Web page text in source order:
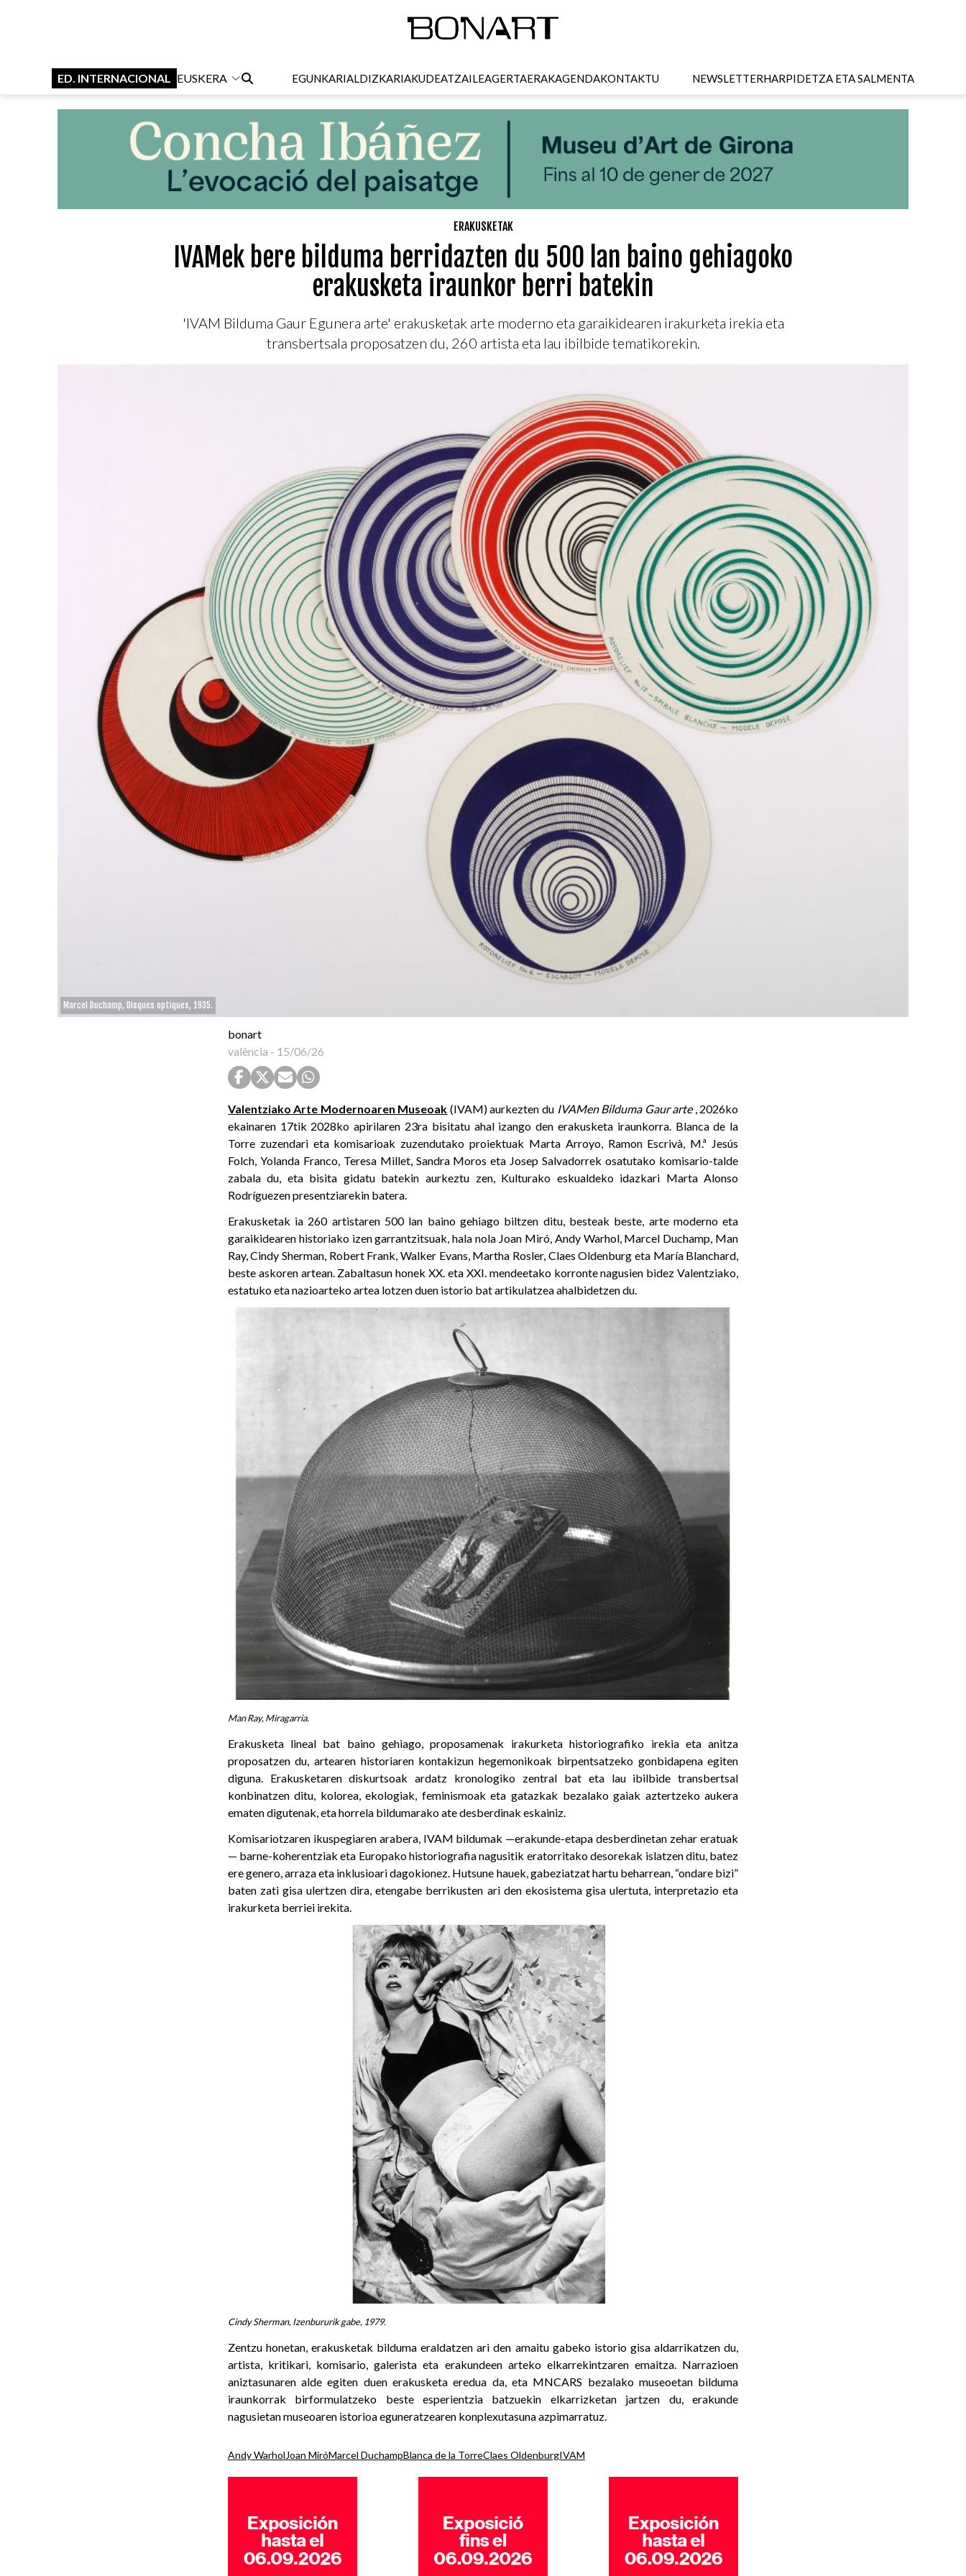
ED. INTERNACIONAL EUSKERA EGUNKARIALDIZKARIAKUDEATZAILEAGERTAERAKAGENDAKONTAKTU NEWSLETTERHARPIDETZA ETA SALMENTA
ERAKUSKETAK
IVAMek bere bilduma berridazten du 500 lan baino gehiagoko
erakusketa iraunkor berri batekin
'IVAM Bilduma Gaur Egunera arte' erakusketak arte moderno eta garaikidearen irakurketa irekia eta
transbertsala proposatzen du, 260 artista eta lau ibilbide tematikorekin.
Marcel Duchamp, Disques optiques, 1935.
bonart
valència - 15/06/26
Valentziako Arte Modernoaren Museoak (IVAM) aurkezten du IVAMen Bilduma Gaur arte, 2026ko
ekainaren 17tik 2028ko apirilaren 23ra bisitatu ahal izango den erakusketa iraunkorra. Blanca de la
Torre zuzendari eta komisarioak zuzendutako proiektuak Marta Arroyo, Ramon Escrivà, M.ª Jesús
Folch, Yolanda Franco, Teresa Millet, Sandra Moros eta Josep Salvadorrek osatutako komisario-talde
zabala du, eta bisita gidatu batekin aurkeztu zen, Kulturako eskualdeko idazkari Marta Alonso
Rodríguezen presentziarekin batera.
Erakusketak ia 260 artistaren 500 lan baino gehiago biltzen ditu, besteak beste, arte moderno eta
garaikidearen historiako izen garrantzitsuak, hala nola Joan Miró, Andy Warhol, Marcel Duchamp, Man
Ray, Cindy Sherman, Robert Frank, Walker Evans, Martha Rosler, Claes Oldenburg eta María Blanchard,
beste askoren artean. Zabaltasun honek XX. eta XXI. mendeetako korronte nagusien bidez Valentziako,
estatuko eta nazioarteko artea lotzen duen istorio bat artikulatzea ahalbidetzen du.
Man Ray, Miragarria.
Erakusketa lineal bat baino gehiago, proposamenak irakurketa historiografiko irekia eta anitza
proposatzen du, artearen historiaren kontakizun hegemonikoak birpentsatzeko gonbidapena egiten
diguna. Erakusketaren diskurtsoak ardatz kronologiko zentral bat eta lau ibilbide transbertsal
konbinatzen ditu, kolorea, ekologiak, feminismoak eta gatazkak bezalako gaiak aztertzeko aukera
ematen digutenak, eta horrela bildumarako ate desberdinak eskainiz.
Komisariotzaren ikuspegiaren arabera, IVAM bildumak —erakunde-etapa desberdinetan zehar eratuak
— barne-koherentziak eta Europako historiografia nagusitik eratorritako desorekak islatzen ditu, batez
ere genero, arraza eta inklusioari dagokionez. Hutsune hauek, gabeziatzat hartu beharrean, “ondare bizi”
baten zati gisa ulertzen dira, etengabe berrikusten ari den ekosistema gisa ulertuta, interpretazio eta
irakurketa berriei irekita.
Cindy Sherman, Izenbururik gabe, 1979.
Zentzu honetan, erakusketak bilduma eraldatzen ari den amaitu gabeko istorio gisa aldarrikatzen du,
artista, kritikari, komisario, galerista eta erakundeen arteko elkarrekintzaren emaitza. Narrazioen
aniztasunaren alde egiten duen erakusketa eredua da, eta MNCARS bezalako museoetan bilduma
iraunkorrak birformulatzeko beste esperientzia batzuekin elkarrizketan jartzen du, erakunde
nagusietan museoaren istorioa eguneratzearen konplexutasuna azpimarratuz.
Andy WarholJoan MiróMarcel DuchampBlanca de la TorreClaes OldenburgIVAM